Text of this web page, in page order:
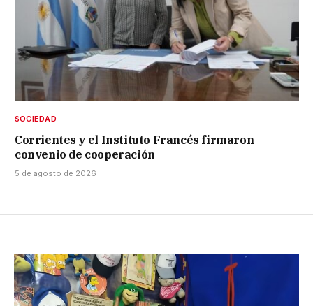
SOCIEDAD
Corrientes y el Instituto Francés firmaron
convenio de cooperación
5 de agosto de 2026